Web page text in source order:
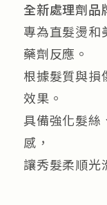
全新處理劑
專為直髮燙和
藥劑反應。
根據髮質與損
效果。
具備強化髮絲
感，
讓秀髮柔順光